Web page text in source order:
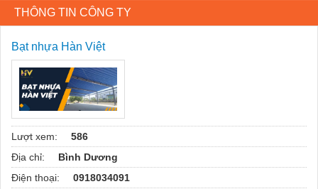
THÔNG TIN CÔNG TY
Bạt nhựa Hàn Việt
Lượt xem:
586
Địa chỉ:
Bình Dương
Điện thoại:
0918034091